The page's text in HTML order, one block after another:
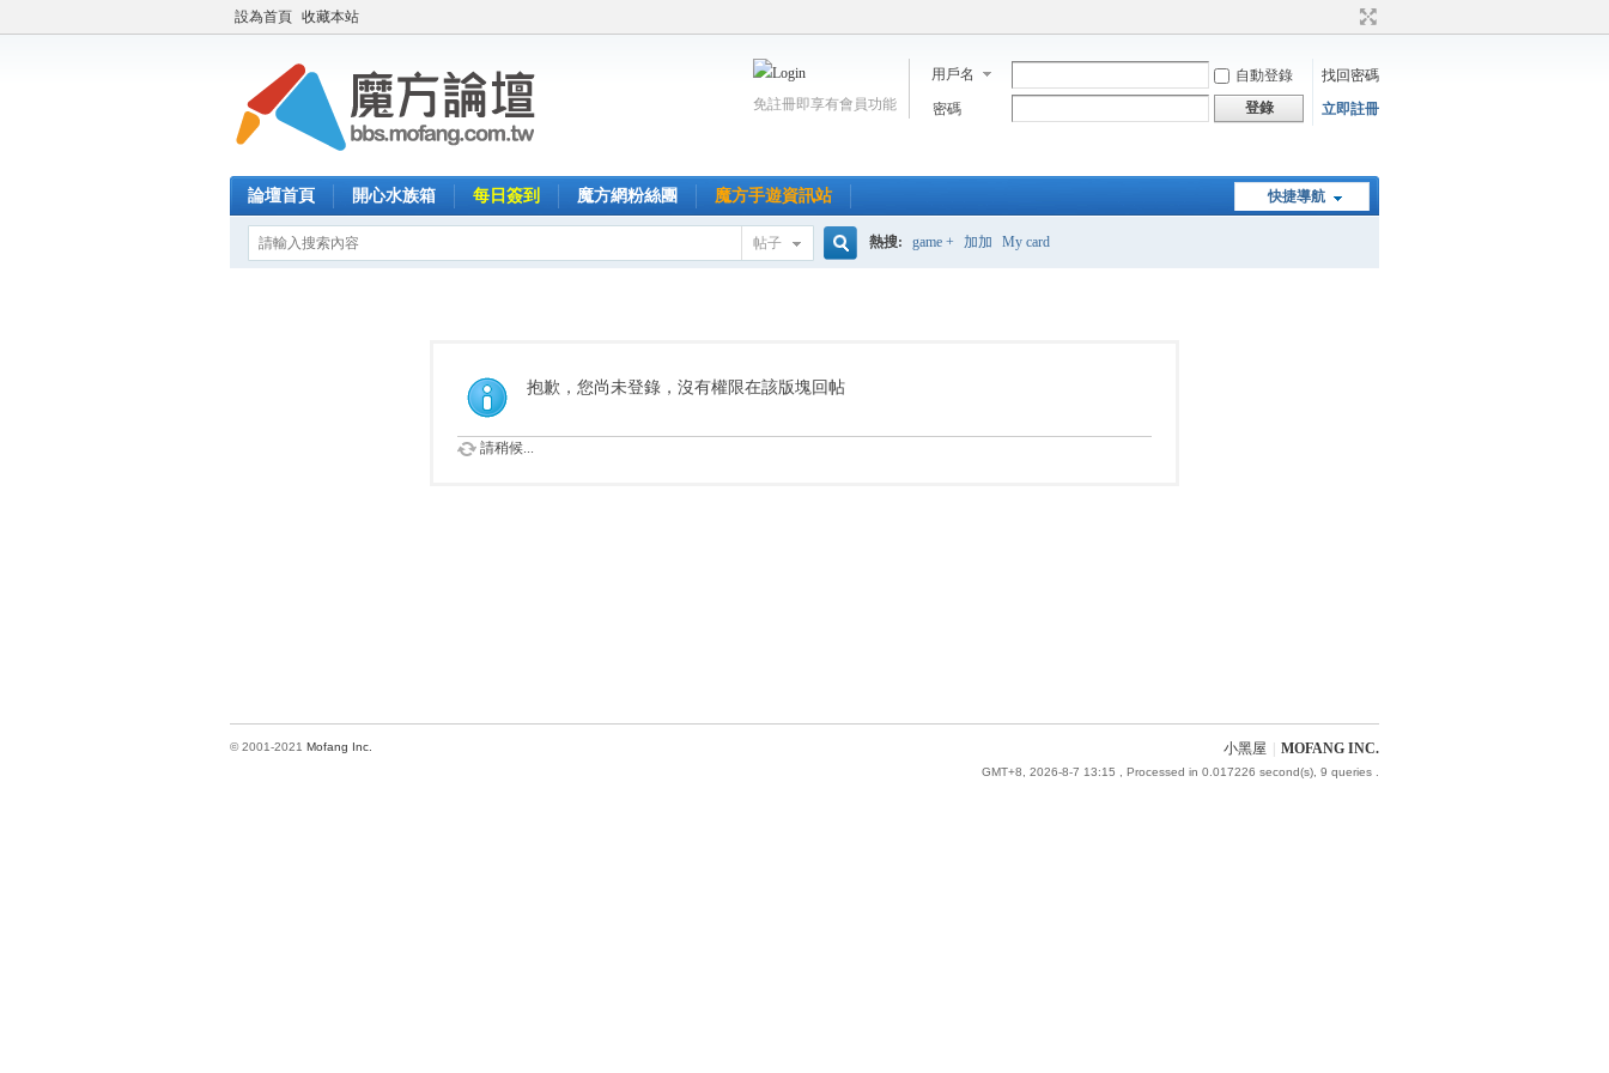
設為首頁 收藏本站
用戶名 自動登錄
找回密碼
密碼
登錄 立即註冊
免註冊即享有會員功能
快捷導航
論壇首頁 開心水族箱 每日簽到 魔方網粉絲團 魔方手遊資訊站
帖子
索
熱搜: game + 加加 My card
抱歉，您尚未登錄，沒有權限在該版塊回帖
請稍候...
小黑屋 MOFANG INC.
GMT+8, 2026-8-7 13:15 , Processed in 0.017226 second(s), 9 queries .
© 2001-2021 Mofang Inc.